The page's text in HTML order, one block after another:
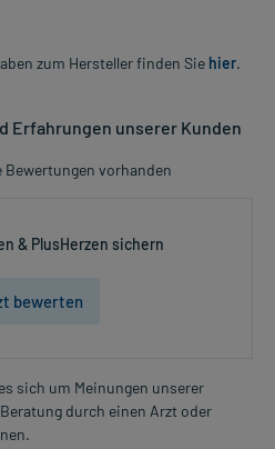
zum Hersteller finden Sie hier.
Erfahrungen unserer Kunden
vorhanden
& PlusHerzen sichern
bewerten
sich um Meinungen unserer
durch einen Arzt oder